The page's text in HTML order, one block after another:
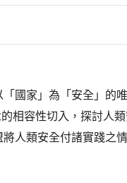
國家」為「安全」的
相容性切入，探討人
人類安全付諸實踐之